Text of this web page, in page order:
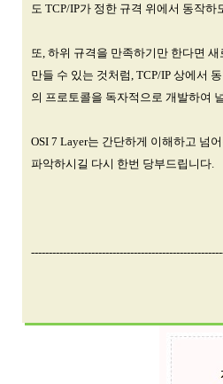
도 TCP/IP가 정한 규격 위에서 동작
또, 하위 규격을 만족하기만 한다면
만들 수 있는 것처럼, TCP/IP 상에서
의 프로토콜을 독자적으로 개발하여
OSI 7 Layer는 간단하게 이해하고 넘
파악하시길 다시 한번 당부드립니다.